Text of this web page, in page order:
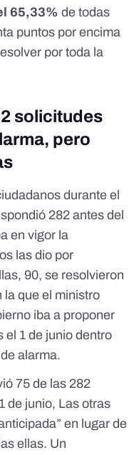
65,33% de todas
puntos por encima
por toda la
solicitudes
pero
durante el
282 antes del
en vigor la
las dio por
90, se resolvieron
la que el ministro
iba a proponer
el 1 de junio dentro
alarma.
75 de las 282
de junio, Las otras
en lugar de
ellas. Un